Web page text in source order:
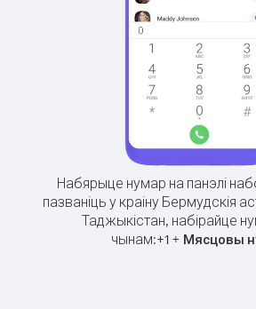
Набярыце нумар на панэлі
пазваніць у краіну Бермудскія
Таджыкістан, набірайце
чынам:+1 + Мясцовы